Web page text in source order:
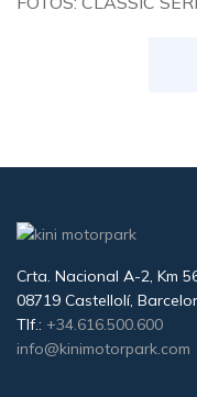
Crta. Nacional A-2, Km
08719 Castellolí,
Tlf.: +34.616.500.600
info@kinimotorpark.com